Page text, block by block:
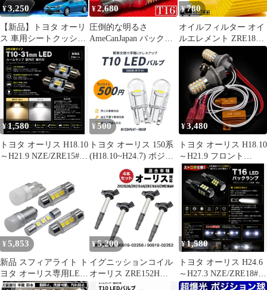
¥3,250
【新品】トヨタ オーリ
ス 車用シートクッショ
ン 収納付き 腰サポート
ランバークッション 車
内収納ボックス 助手席
後部座席対応 便利アイ
テム 取付簡単 tgh1
¥2,680
圧倒的な明るさ
AmeCanJapan バックラ
ンプ T16 LED 定電流回
路搭載 後退灯 無極性
ホワイト 2個セット エ
スティマ オーパ オーリ
ス
¥780
オイルフィルター オイ
ルエレメント ZRE186H
オーリス H24.8-H28.5
互換品番 04152-37010
品番:OILF06 単品
¥1,580
トヨタ オーリス H18.10
～H21.9 NZE/ZRE15#系
LED ルームランプ 室内
灯 車内灯 ドームランプ
マップランプ 電球色
(暖白)／ホワイト 明る
い 【新商品・2個セッ
ト】
¥500
トヨタ オーリス 150系
(H18.10~H24.7) ポジシ
ョンランプ T10 LEDバ
ルブ 2本セット 車幅灯
車検対応 ホワイト
¥3,480
トヨタ オーリス H18.10
～H21.9 フロント
NZE/ZRE15#系 高輝度
ウインカー ポジション
化キット S25 ピン角違
い(BAU15s) シングル
150度 LED バルブ 54連
搭載 白&黄 ハイフラ防
止抵抗器付 新品 送料無
料
¥ 5,853
新品 スフィアライト ト
ヨタ オーリス専用LED
ルームランプセット 内
¥5,200
イグニッションコイル
オーリス ZRE152H
ZRE154H ZRE186H
¥1,580
トヨタ オーリス H24.6
～H27.3 NZE/ZRE18#系
高品質 爆光 ストロボ